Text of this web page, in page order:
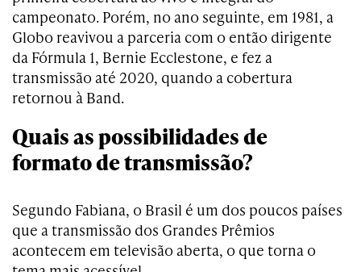
campeonato. Porém, no ano seguinte, em 1981, a
Globo reavivou a parceria com o então dirigente
da Fórmula 1, Bernie Ecclestone, e fez a
transmissão até 2020, quando a cobertura
retornou à Band.
Quais as possibilidades de
formato de transmissão?
Segundo Fabiana, o Brasil é um dos poucos países
que a transmissão dos Grandes Prêmios
acontecem em televisão aberta, o que torna o